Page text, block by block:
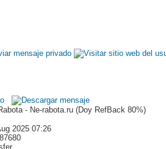
- Ne-rabota.ru (Doy RefBack 80%)
2025 07:26